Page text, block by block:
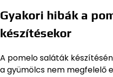
Gyakori hibák a
készítésekor
A pomelo saláták
a gyümölcs nem megfelelő